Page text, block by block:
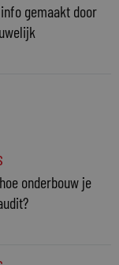
gemaakt door
onderbouw je